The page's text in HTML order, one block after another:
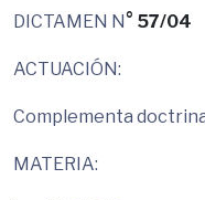
DICTAMEN N° 57/04
ACTUACIÓN:
Complementa
MATERIA: